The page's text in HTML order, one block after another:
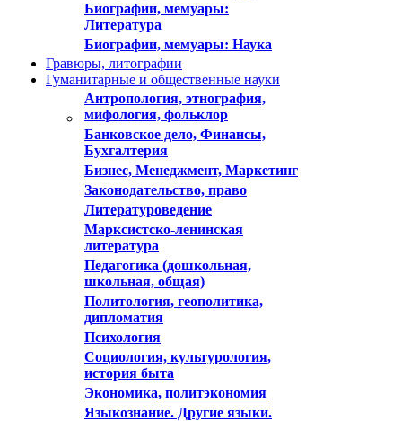
Биографии, мемуары:
Литература
Биографии, мемуары: Наука
Гравюры, литографии
Гуманитарные и общественные науки
Антропология, этнография,
мифология, фольклор
Банковское дело, Финансы,
Бухгалтерия
Бизнес, Менеджмент, Маркетинг
Законодательство, право
Литературоведение
Марксистско-ленинская
литература
Педагогика (дошкольная,
школьная, общая)
Политология, геополитика,
дипломатия
Психология
Социология, культурология,
история быта
Экономика, политэкономия
Языкознание. Другие языки.